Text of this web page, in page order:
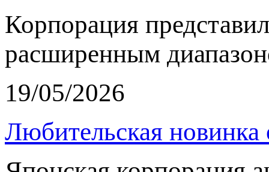
Корпорация
расширенным
19/05/2026
Любительская новинка